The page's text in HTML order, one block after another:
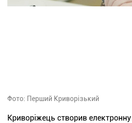
Фото: Перший Криворізький
Криворіжець створив електронну